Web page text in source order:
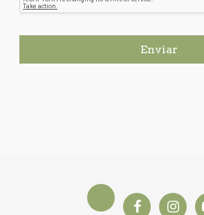
Enviar